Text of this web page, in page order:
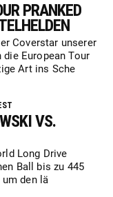
PRANKED
Coverstar unserer
European Tour
Art ins Sche
VS.
Long Drive
Ball bis zu 445
den lä